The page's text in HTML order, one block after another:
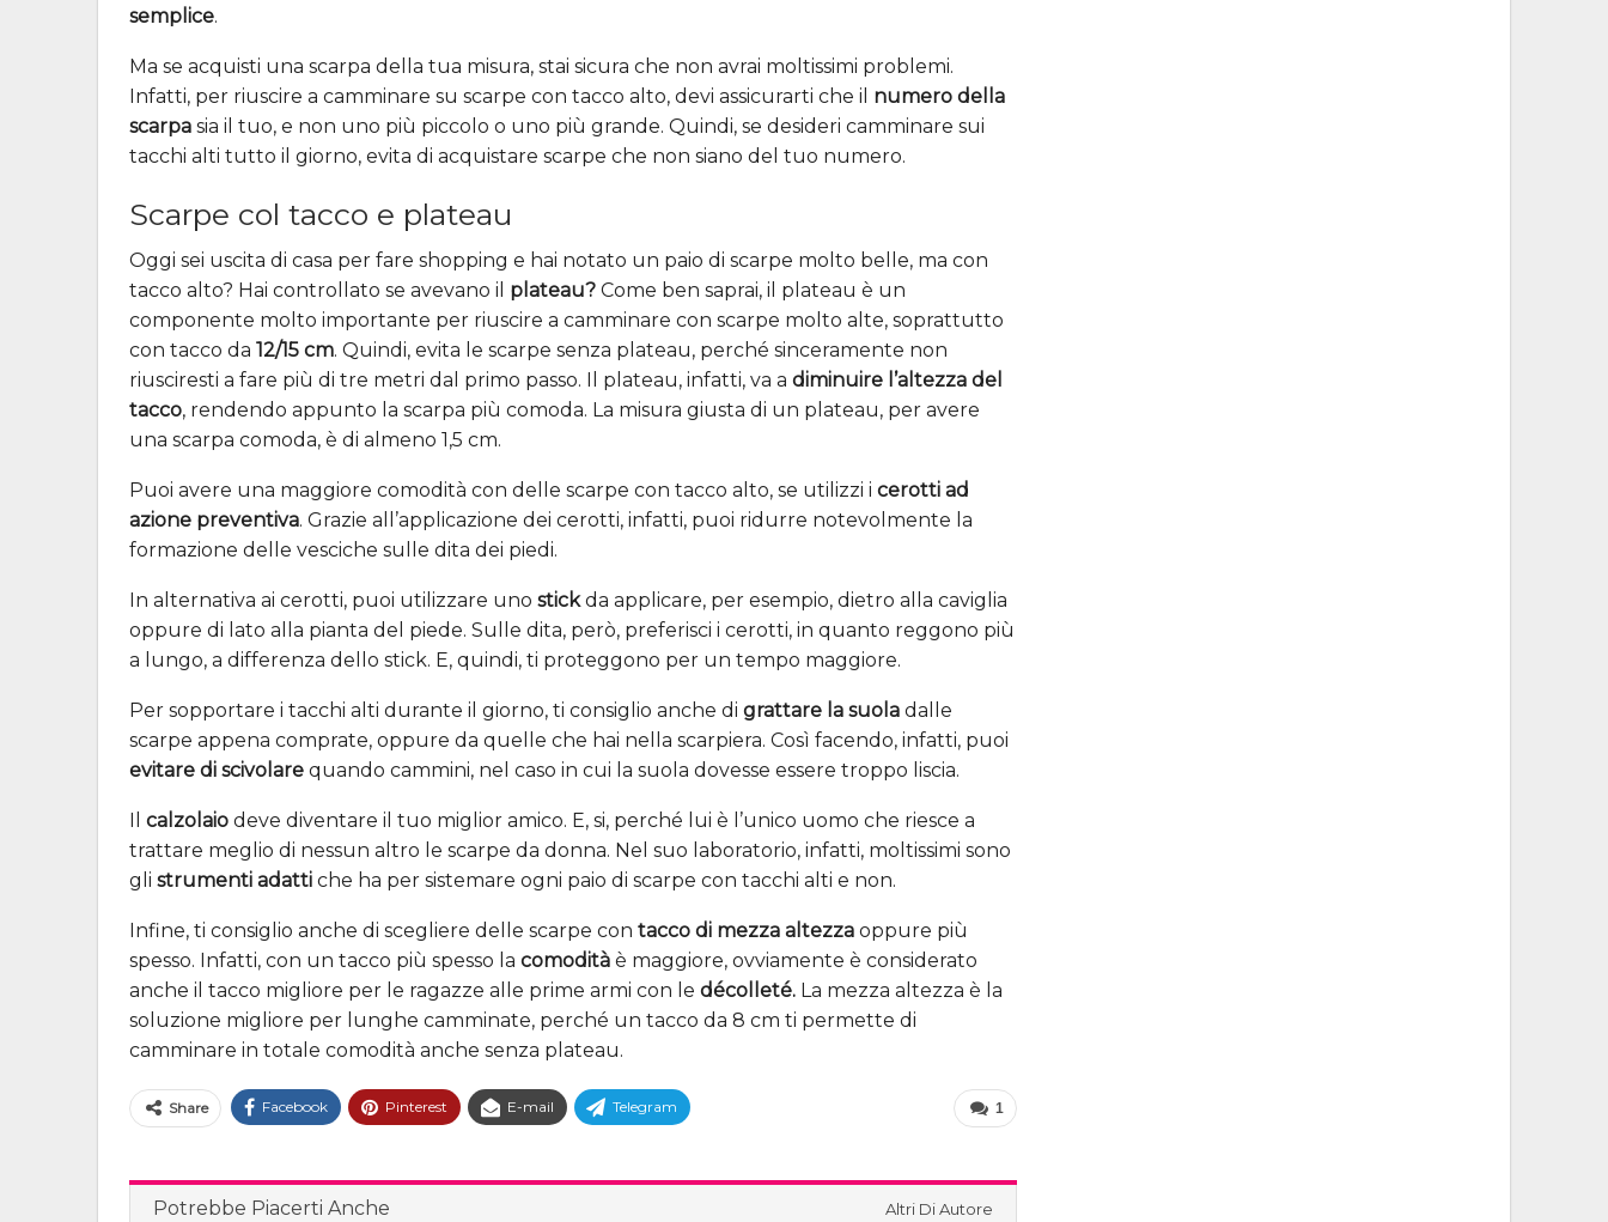
semplice.
Ma se acquisti una scarpa della tua misura, stai sicura che non avrai moltissimi problemi.
Infatti, per riuscire a camminare su scarpe con tacco alto, devi assicurarti che il numero della
scarpa sia il tuo, e non uno più piccolo o uno più grande. Quindi, se desideri camminare sui
tacchi alti tutto il giorno, evita di acquistare scarpe che non siano del tuo numero.
Scarpe col tacco e plateau
Oggi sei uscita di casa per fare shopping e hai notato un paio di scarpe molto belle, ma con
tacco alto? Hai controllato se avevano il plateau? Come ben saprai, il plateau è un
componente molto importante per riuscire a camminare con scarpe molto alte, soprattutto
con tacco da 12/15 cm. Quindi, evita le scarpe senza plateau, perché sinceramente non
riusciresti a fare più di tre metri dal primo passo. Il plateau, infatti, va a diminuire l’altezza del
tacco, rendendo appunto la scarpa più comoda. La misura giusta di un plateau, per avere
una scarpa comoda, è di almeno 1,5 cm.
Puoi avere una maggiore comodità con delle scarpe con tacco alto, se utilizzi i cerotti ad
azione preventiva. Grazie all’applicazione dei cerotti, infatti, puoi ridurre notevolmente la
formazione delle vesciche sulle dita dei piedi.
In alternativa ai cerotti, puoi utilizzare uno stickda applicare, per esempio, dietro alla caviglia
oppure di lato alla pianta del piede. Sulle dita, però, preferisci i cerotti, in quanto reggono più
a lungo, a differenza dello stick. E, quindi, ti proteggono per un tempo maggiore.
Per sopportare i tacchi alti durante il giorno, ti consiglio anche di grattare la suola dalle
scarpe appena comprate, oppure da quelle che hai nella scarpiera. Così facendo, infatti, puoi
evitare di scivolare quando cammini, nel caso in cui la suola dovesse essere troppo liscia.
Il calzolaio deve diventare il tuo miglior amico. E, si, perché lui è l’unico uomo che riesce a
trattare meglio di nessun altro le scarpe da donna. Nel suo laboratorio, infatti, moltissimi sono
gli strumenti adatti che ha per sistemare ogni paio di scarpe con tacchi alti e non.
Infine, ti consiglio anche di scegliere delle scarpe con tacco di mezza altezza oppure più
spesso. Infatti, con un tacco più spesso la comodità è maggiore, ovviamente è considerato
anche il tacco migliore per le ragazze alle prime armi con le décolleté. La mezza altezza è la
soluzione migliore per lunghe camminate, perché un tacco da 8 cm ti permette di
camminare in totale comodità anche senza plateau.
1
Share Facebook Pinterest E-mail Telegram
Potrebbe Piacerti Anche Altri Di Autore